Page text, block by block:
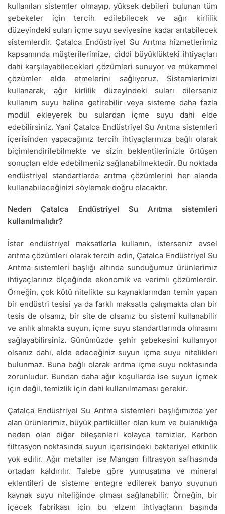
kullanılan sistemler olmayıp, yüksek debileri bulunan tüm
şebekeler için tercih edilebilecek ve ağır kirlilik
düzeyindeki suları içme suyu seviyesine kadar arıtabilecek
sistemlerdir. Çatalca Endüstriyel Su Arıtma hizmetlerimiz
kapsamında müşterilerimize, ciddi büyüklükteki ihtiyaçları
dahi karşılayabilecekleri çözümleri sunuyor ve mükemmel
çözümler elde etmelerini sağlıyoruz. Sistemlerimizi
kullanarak, ağır kirlilik düzeyindeki suları dilerseniz
kullanım suyu haline getirebilir veya sisteme daha fazla
modül ekleyerek bu sulardan içme suyu dahi elde
edebilirsiniz. Yani Çatalca Endüstriyel Su Arıtma sistemleri
içerisinden yapacağınız tercih ihtiyaçlarınıza bağlı olarak
biçimlendirilebilmekte ve sizin beklentilerinizle örtüşen
sonuçları elde edebilmeniz sağlanabilmektedir. Bu noktada
endüstriyel standartlarda arıtma çözümlerini her alanda
kullanabileceğinizi söylemek doğru olacaktır.
Neden Çatalca Endüstriyel Su Arıtma sistemleri
kullanılmalıdır?
İster endüstriyel maksatlarla kullanın, isterseniz evsel
arıtma çözümleri olarak tercih edin, Çatalca Endüstriyel Su
Arıtma sistemleri başlığı altında sunduğumuz ürünlerimiz
ihtiyaçlarınız ölçeğinde ekonomik ve verimli çözümlerdir.
Örneğin, çok kötü nitelikte su kaynaklarından temin yapan
bir endüstri tesisi ya da farklı maksatla çalışmakta olan bir
tesis de olsanız, bir site de olsanız bu sistemi kullanabilir
ve anlık almakta suyun, içme suyu standartlarında olmasını
sağlayabilirsiniz. Günümüzde şehir şebekesini kullanıyor
olsanız dahi, elde edeceğiniz suyun içme suyu nitelikleri
bulunmaz. Buna bağlı olarak arıtma içme suyu noktasında
zorunludur. Bundan daha ağır koşullarda ise suyun içmek
için değil, temizlik için dahi kullanılmaması gerekir.
Çatalca Endüstriyel Su Arıtma sistemleri başlığımızda yer
alan ürünlerimiz, büyük partiküller olan kum ve bulanıklığa
neden olan diğer bileşenleri kolayca temizler. Karbon
filtrasyon noktasında suyun içerisindeki bakteriyel etkinlik
yok edilir. Ağır metaller ise Mangan filtrasyon safhasında
ortadan kaldırılır. Talebe göre yumuşatma ve mineral
eklentileri de sisteme entegre edilerek banyo suyunun
kaynak suyu niteliğinde olması sağlanabilir. Örneğin, bir
içecek fabrikası için bu elzem ihtiyaçların başında